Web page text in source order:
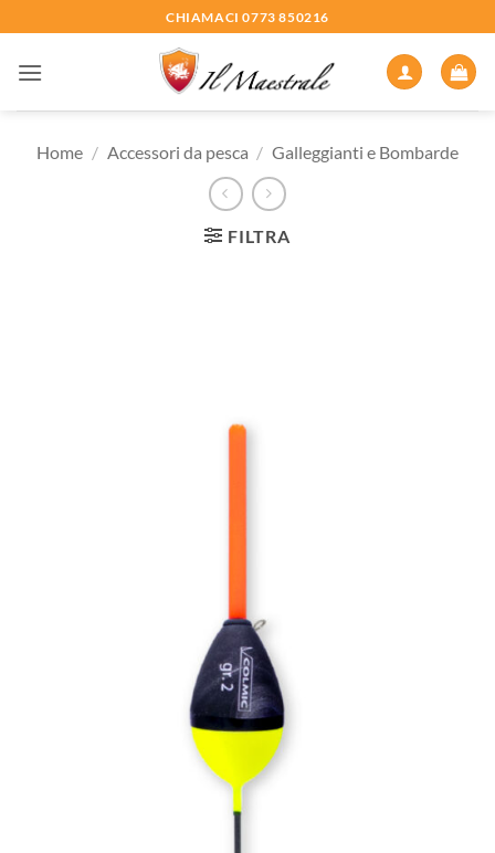
ai
contenuti
CHIAMACI 0773 850216
Home / Accessori da pesca / Galleggianti e Bombarde
FILTRA